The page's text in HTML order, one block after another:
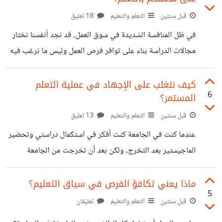
التحديات النفسية ناشئة عن ضغط المناهج والكثافة لذلك يجب
على المعلم التعديل على أساليب التدريس للتخفيف عن الطالب
مثل التخفيف على الواجبات والتحدث مع الطلاب أكثر مرونة.
قبل سنتين التعلم والتعليم
في ظل المنافسة الشديدة في سوق العمل، قد نجد أنفسنا نختار
مجالات الدراسة بناء على توافر فرص العمل وليس ما نرغب فيه
حقا. وهذا يؤدي إلى الحاجة إلى التفكير في مستقبلنا المهني
والمالي على حساب أحلامنا الشخصية واهتماماتنا في مجالات
الدراسة، والتي قد تبقينا بعيد عن هذه المجالات التي نرغب في
دراستها. فهل يجب علينا اختيار الأمان الوظيفي على الشغف
الدراسي؟
6
كيف نتغلب على الإجهاد في عملية التعلم
المستمر؟
قبل سنتين التعلم والتعليم
عندما كنت في الجامعة كنت أفكر في استكمال دراستي وتحضير
الماجيستير بعد التخرج، ولكن بعد أن تخرجت من الجامعة
اكتشفت أنني قد أصبت بالإجهاد ولا أرغب باستكمال التعليم، على
الرغم من أنني أجد نفسي أتساءل: هل استكفيت من التعليم حقا؟
لكن في الحقيقة لا أعتقد أنني استكفيت بل أرغب بتعلم المزيد،
5
ماذا يعني تكافؤ الفرص في سياق التعليم؟
قبل سنتين التعلم والتعليم تعليقان